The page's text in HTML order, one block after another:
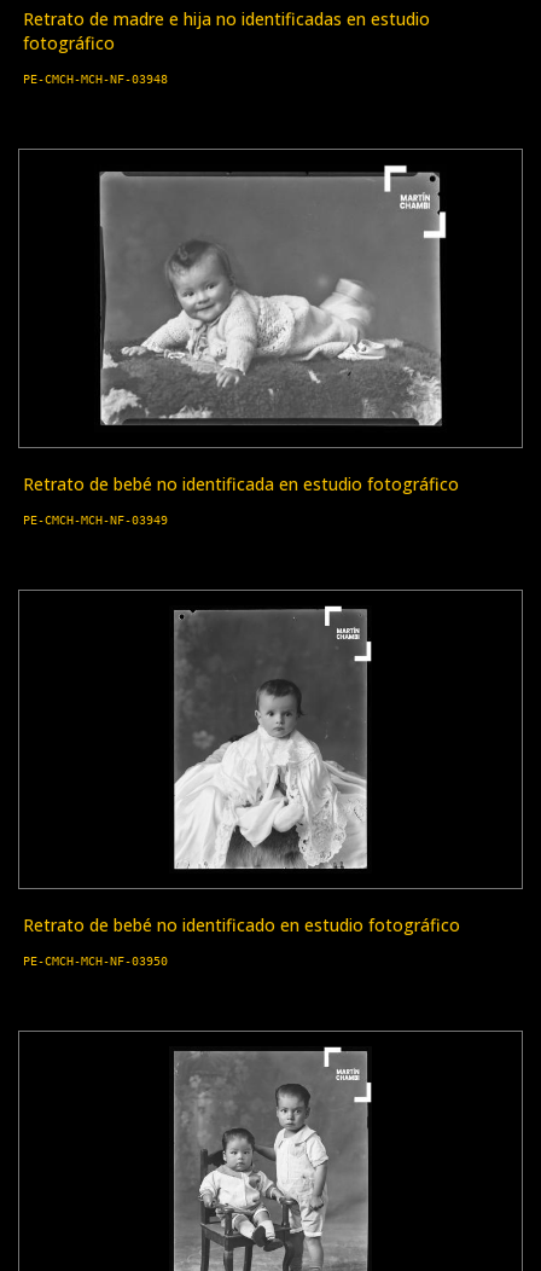
Retrato de madre e hija no identificadas en estudio
fotográfico
PE-CMCH-MCH-NF-03948
Retrato de bebé no identificada en estudio fotográfico
PE-CMCH-MCH-NF-03949
Retrato de bebé no identificado en estudio fotográfico
PE-CMCH-MCH-NF-03950